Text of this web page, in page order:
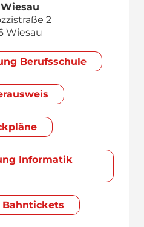
Wiesau
2
Wiesau
Berufsschule
Informatik
Bahntickets